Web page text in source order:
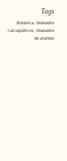
Tags
Botánica, Grabados
calcográficos, Grabados
de plantas